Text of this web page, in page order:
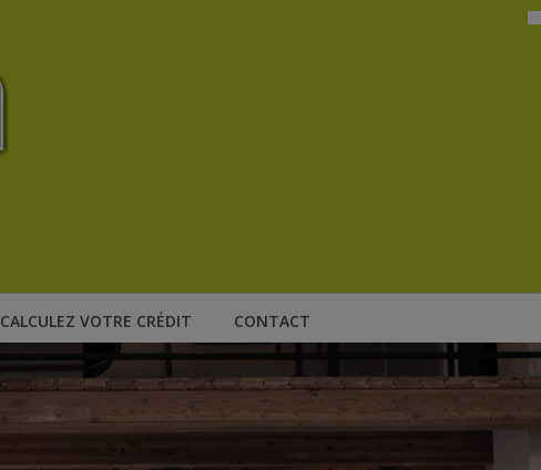
CALCULEZ VOTRE CRÉDIT CONTACT